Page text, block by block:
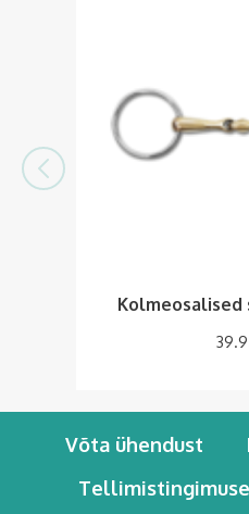
Kolmeosalised
Võta ühendust